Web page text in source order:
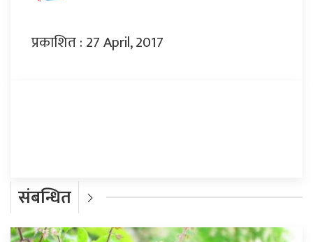
प्रकाशित : 27 April, 2017
संबन्धित